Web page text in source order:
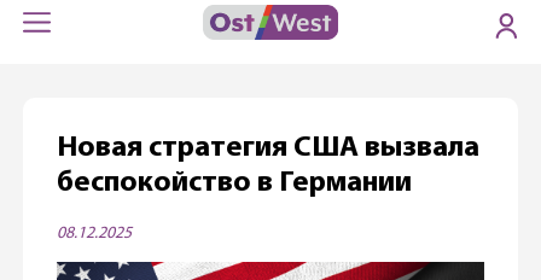
Новая стратегия США вызвала
беспокойство в Германии
08.12.2025